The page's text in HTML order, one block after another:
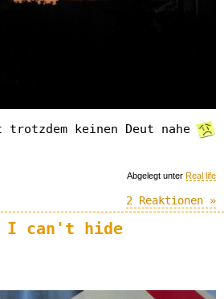
trotzdem keinen Deut nahe
Abgelegt unter Real life
2 Reaktionen »
I can't hide